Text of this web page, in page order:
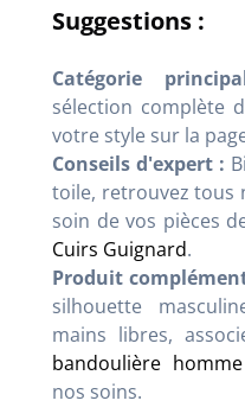
Suggestions :
Catégorie
sélection complète
votre style sur la
Conseils d'expert :
toile, retrouvez tous
soin de vos pièces
Cuirs Guignard.
Produit
silhouette
mains libres,
bandoulière homme
nos soins.